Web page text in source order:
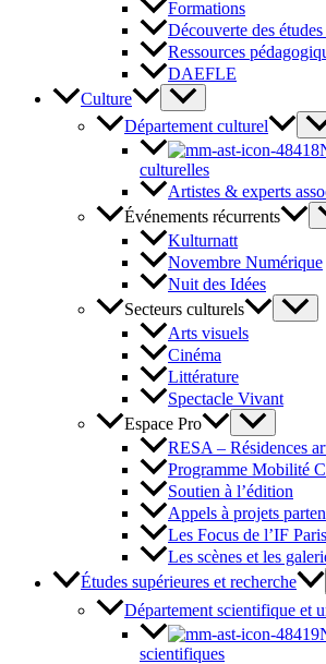
Formations
Découverte des
Ressources
DAEFLE
Culture
Département culturel
culturelles
Artistes & experts
Événements récurrents
Kulturnatt
Novembre Numérique
Nuit des Idées
Secteurs culturels
Arts visuels
Cinéma
Littérature
Spectacle Vivant
Espace Pro
RESA – Résidences
Programme Mobilité
Soutien à l’édition
Appels à projets
Les Focus de l’IF Paris
Les scènes et les
Études supérieures et recherche
Département scientifique et
scientifiques